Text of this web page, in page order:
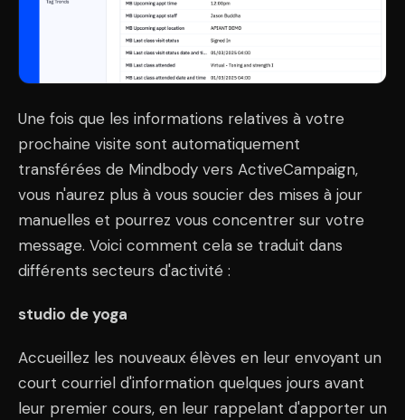
Une fois que les informations relatives à votre
prochaine visite sont automatiquement
transférées de Mindbody vers ActiveCampaign,
vous n'aurez plus à vous soucier des mises à jour
manuelles et pourrez vous concentrer sur votre
message. Voici comment cela se traduit dans
différents secteurs d'activité :
studio de yoga
Accueillez les nouveaux élèves en leur envoyant un
court courriel d'information quelques jours avant
leur premier cours, en leur rappelant d'apporter un